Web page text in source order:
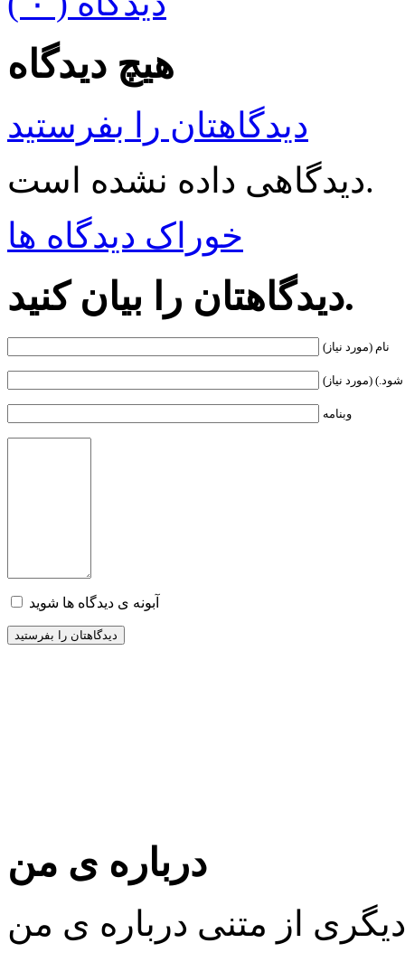
هیچ دیدگاه
دیدگاهتان را بفرستید
دیدگاهی داده نشده است.
خوراک دیدگاه ها
دیدگاهتان را بیان کنید.
نام (مورد نیاز)
(مورد نیاز)
وبنامه
آبونه ی دیدگاه ها شوید
درباره ی من